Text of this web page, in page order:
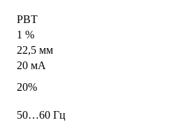
PBT
1 %
22,5 мм
20 мА
20%
50…60 Гц